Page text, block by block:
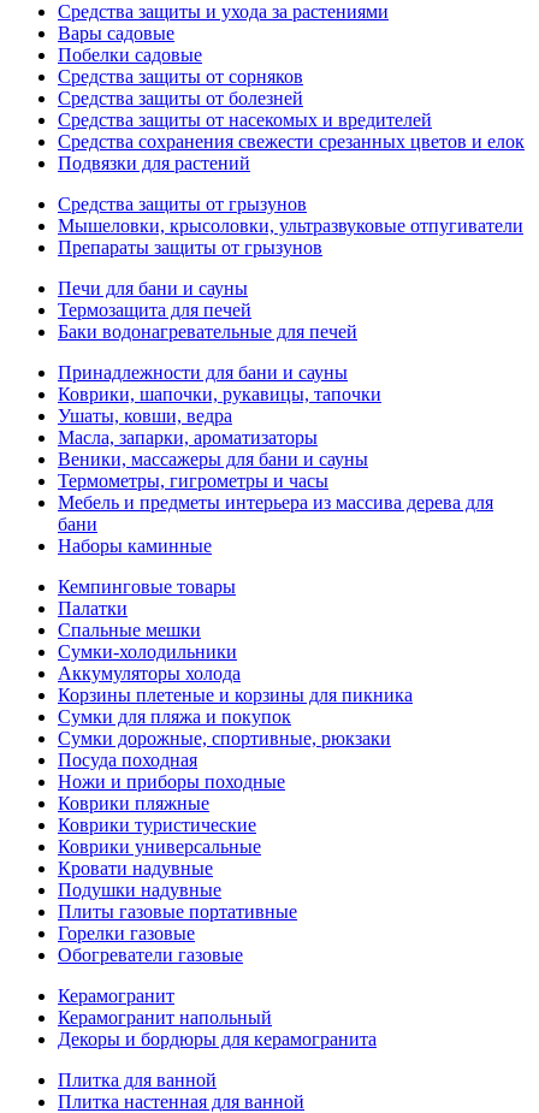
Средства защиты и ухода за растениями
Вары садовые
Побелки садовые
Средства защиты от сорняков
Средства защиты от болезней
Средства защиты от насекомых и вредителей
Средства сохранения свежести срезанных цветов и елок
Подвязки для растений
Средства защиты от грызунов
Мышеловки, крысоловки, ультразвуковые отпугиватели
Препараты защиты от грызунов
Печи для бани и сауны
Термозащита для печей
Баки водонагревательные для печей
Принадлежности для бани и сауны
Коврики, шапочки, рукавицы, тапочки
Ушаты, ковши, ведра
Масла, запарки, ароматизаторы
Веники, массажеры для бани и сауны
Термометры, гигрометры и часы
Мебель и предметы интерьера из массива дерева для
бани
Наборы каминные
Кемпинговые товары
Палатки
Спальные мешки
Сумки-холодильники
Аккумуляторы холода
Корзины плетеные и корзины для пикника
Сумки для пляжа и покупок
Сумки дорожные, спортивные, рюкзаки
Посуда походная
Ножи и приборы походные
Коврики пляжные
Коврики туристические
Коврики универсальные
Кровати надувные
Подушки надувные
Плиты газовые портативные
Горелки газовые
Обогреватели газовые
Керамогранит
Керамогранит напольный
Декоры и бордюры для керамогранита
Плитка для ванной
Плитка настенная для ванной